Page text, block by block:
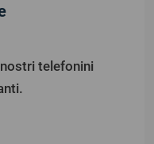
nostri telefonini